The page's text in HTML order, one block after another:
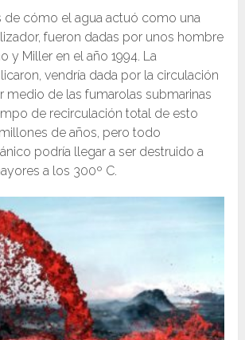
de cómo el agua actuó como una
fueron dadas por unos hombre
y Miller en el año 1994. La
vendría dada por la circulación
medio de las fumarolas submarinas
de recirculación total de esto
de años, pero todo
podría llegar a ser destruido a
a los 300º C.